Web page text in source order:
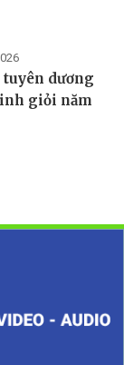
tuyên dương
giỏi năm